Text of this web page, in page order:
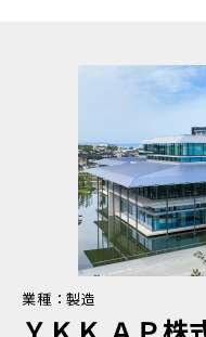
業種：製造